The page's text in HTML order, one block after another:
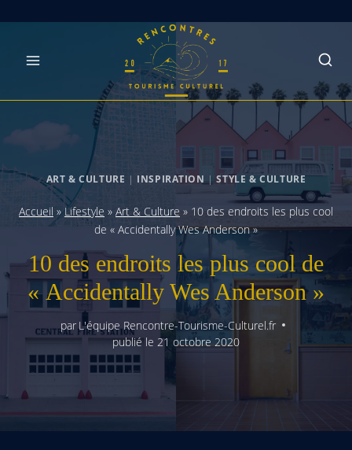
ART & CULTURE | INSPIRATION |STYLE & CULTURE
Accueil »Lifestyle » Art & Culture » 10 des endroits les plus cool
de « Accidentally Wes Anderson »
10 des endroits les plus cool de
« Accidentally Wes Anderson »
parL'équipe Rencontre-Tourisme-Culturel.fr
publié le 21 octobre 2020